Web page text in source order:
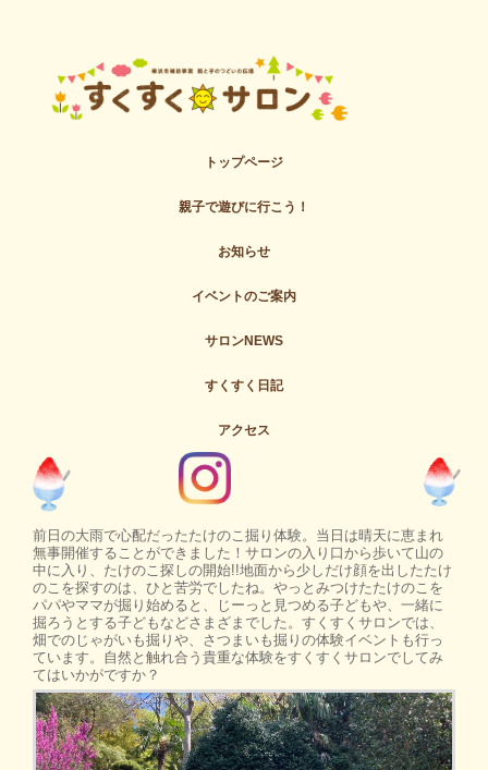
トップページ
親子で遊びに行こう！
お知らせ
イベントのご案内
サロンNEWS
すくすく日記
アクセス
前日の大雨で心配だったたけのこ掘り体験。当日は晴天に恵まれ
無事開催することができました！サロンの入り口から歩いて山の
中に入り、たけのこ探しの開始!!地面から少しだけ顔を出したたけ
のこを探すのは、ひと苦労でしたね。やっとみつけたたけのこを
パパやママが掘り始めると、じーっと見つめる子どもや、一緒に
掘ろうとする子どもなどさまざまでした。すくすくサロンでは、
畑でのじゃがいも掘りや、さつまいも掘りの体験イベントも行っ
ています。自然と触れ合う貴重な体験をすくすくサロンでしてみ
てはいかがですか？